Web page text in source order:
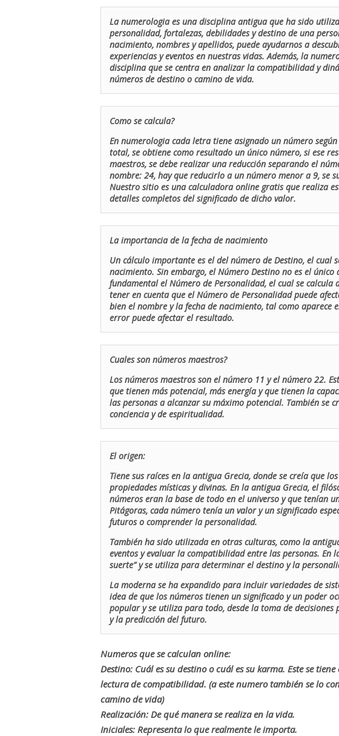
La numerologia es una disciplina antigua que ha sido
personalidad, fortalezas, debilidades y destino de una
nacimiento, nombres y apellidos, puede ayudarnos a
experiencias y eventos en nuestras vidas. Además, la
disciplina que se centra en analizar la compatibilidad y
números de destino o camino de vida.
Como se calcula?
En numerologia cada letra tiene asignado un número
total, se obtiene como resultado un único número, si ese
maestros, se debe realizar una reducción separando el
nombre: 24, hay que reducirlo a un número menor a 9, se
Nuestro sitio es una calculadora online gratis que realiza
detalles completos del significado de dicho valor.
La importancia de la fecha de nacimiento
Un cálculo importante es el del número de Destino, el cual
nacimiento. Sin embargo, el Número Destino no es el
fundamental el Número de Personalidad, el cual se
tener en cuenta que el Número de Personalidad puede
bien el nombre y la fecha de nacimiento, tal como aparece
error puede afectar el resultado.
Cuales son números maestros?
Los números maestros son el número 11 y el número 22.
que tienen más potencial, más energía y que tienen la
las personas a alcanzar su máximo potencial. También se
conciencia y de espiritualidad.
El origen:
Tiene sus raíces en la antigua Grecia, donde se creía que
propiedades místicas y divinas. En la antigua Grecia, el
números eran la base de todo en el universo y que tenían
Pitágoras, cada número tenía un valor y un significado
futuros o comprender la personalidad.
También ha sido utilizada en otras culturas, como la
eventos y evaluar la compatibilidad entre las personas. En
suerte” y se utiliza para determinar el destino y la
La moderna se ha expandido para incluir variedades de
idea de que los números tienen un significado y un poder
popular y se utiliza para todo, desde la toma de
y la predicción del futuro.
Numeros que se calculan online:
Destino: Cuál es su destino o cuál es su karma. Este se
lectura de compatibilidad. (a este numero también se lo
camino de vida)
Realización: De qué manera se realiza en la vida.
Iniciales: Representa lo que realmente le importa.